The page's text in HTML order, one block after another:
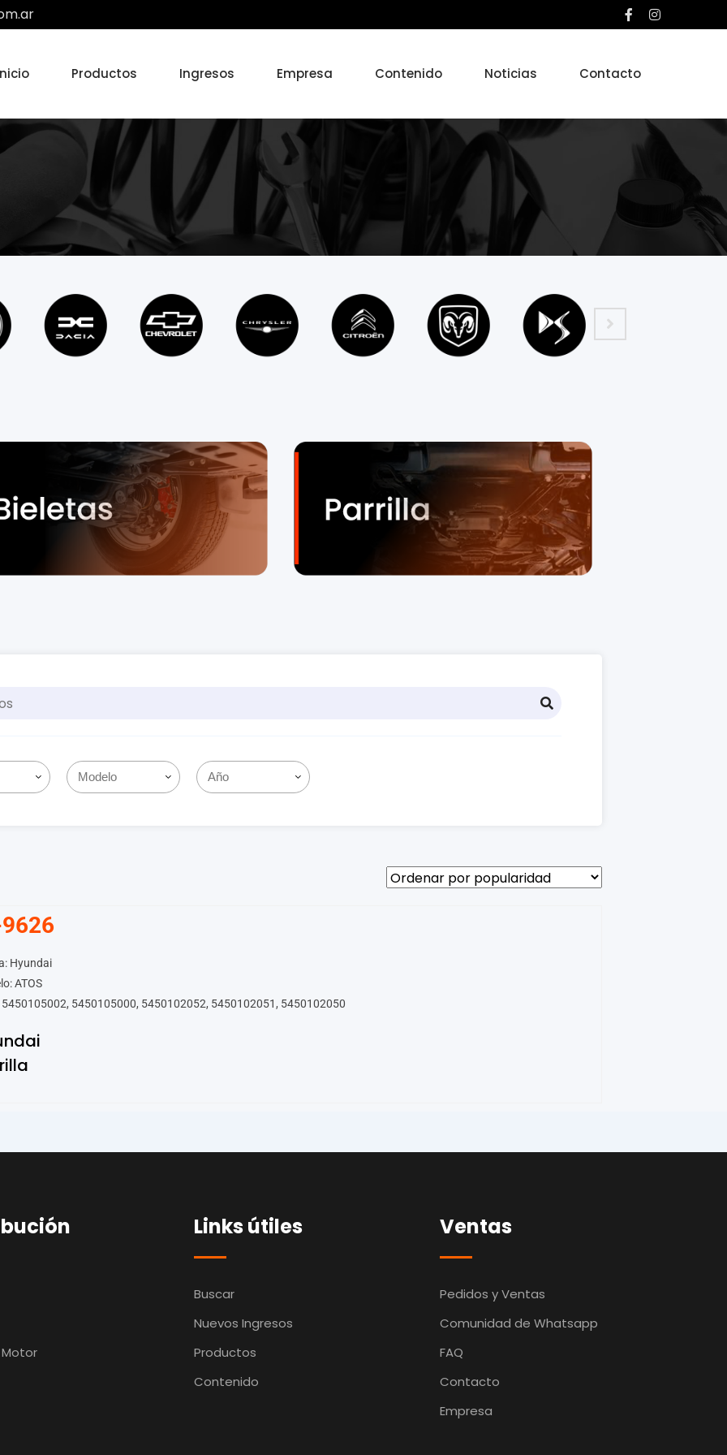
Productos Ingresos Empresa Contenido Noticias Contacto
Hyundai
ATOS
5450105002, 5450105000, 5450102052, 5450102051, 5450102050
Links útiles
Buscar
Nuevos Ingresos
Productos
Contenido
Ventas
Pedidos y Ventas
Comunidad de Whatsapp
FAQ
Contacto
Empresa